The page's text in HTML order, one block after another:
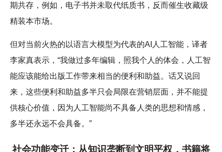
期共存，例如，电子书并未取代纸质书，反而催生收藏级
精装本市场。
但对当前火热的以语言大模型为代表的AI人工智能，译者
李家真表示，“我做过多年编辑，照我个人的体会，人工智
能应该能给出版工作带来相当的便利和助益。话又说回
来，这些便利和助益多半只会局限在营销层面，并不能提
供核心价值，因为人工智能尚不具备人类的思想和情感，
多半还永远不会具备。”
社会功能变迁：从知识垄断到文明平权，书籍将